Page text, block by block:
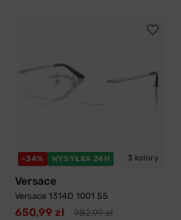
-34% WYSYŁKA 24H 3 kolory
Versace
Versace 1314D 1001 55
650,99 zł 982,99 zł